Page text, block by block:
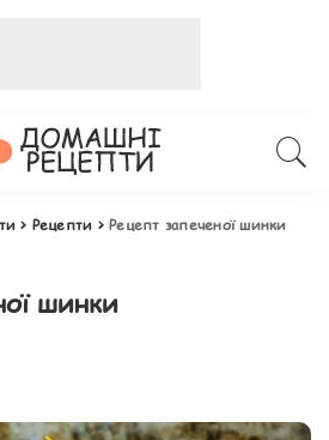
> Рецепти >Рецепт запеченої шинки
шинки